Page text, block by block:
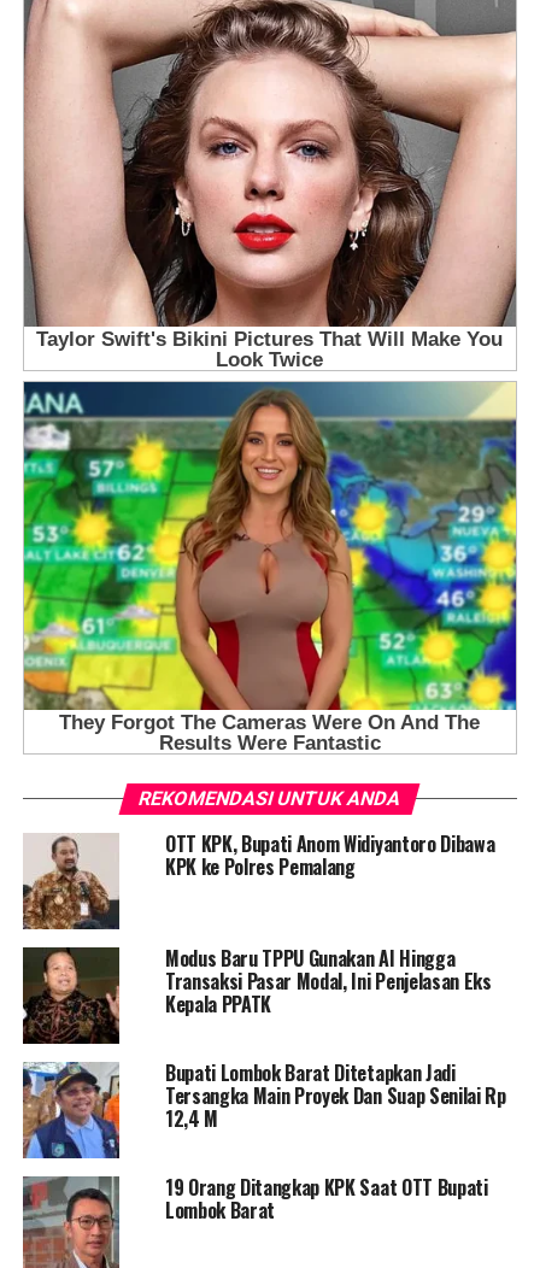
REKOMENDASI UNTUK ANDA
OTT KPK, Bupati Anom Widiyantoro Dibawa
KPK ke Polres Pemalang
Modus Baru TPPU Gunakan AI Hingga
Transaksi Pasar Modal, Ini Penjelasan Eks
Kepala PPATK
Bupati Lombok Barat Ditetapkan Jadi
Tersangka Main Proyek Dan Suap Senilai Rp
12,4 M
19 Orang Ditangkap KPK Saat OTT Bupati
Lombok Barat